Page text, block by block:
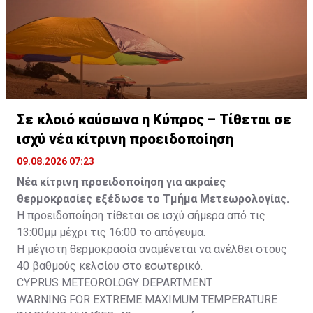
Σε κλοιό καύσωνα η Κύπρος – Τίθεται σε
ισχύ νέα κίτρινη προειδοποίηση
09.08.2026 07:23
Νέα κίτρινη προειδοποίηση για ακραίες
θερμοκρασίες εξέδωσε το Τμήμα Μετεωρολογίας.
Η προειδοποίηση τίθεται σε ισχύ σήμερα από τις
13:00μμ μέχρι τις 16:00 το απόγευμα.
Η μέγιστη θερμοκρασία αναμένεται να ανέλθει στους
40 βαθμούς κελσίου στο εσωτερικό.
CYPRUS METEOROLOGY DEPARTMENT
WARNING FOR EXTREME MAXIMUM TEMPERATURE